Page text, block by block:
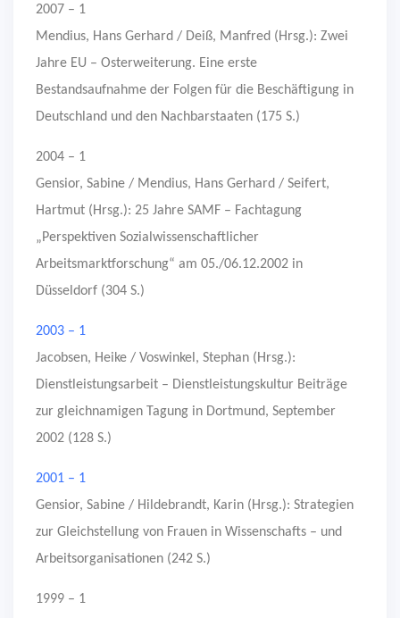
2007 – 1
Mendius, Hans Gerhard / Deiß, Manfred (Hrsg.): Zwei
Jahre EU – Osterweiterung. Eine erste
Bestandsaufnahme der Folgen für die Beschäftigung in
Deutschland und den Nachbarstaaten (175 S.)
2004 – 1
Gensior, Sabine / Mendius, Hans Gerhard / Seifert,
Hartmut (Hrsg.): 25 Jahre SAMF – Fachtagung
„Perspektiven Sozialwissenschaftlicher
Arbeitsmarktforschung“ am 05./06.12.2002 in
Düsseldorf (304 S.)
2003 – 1
Jacobsen, Heike / Voswinkel, Stephan (Hrsg.):
Dienstleistungsarbeit – Dienstleistungskultur Beiträge
zur gleichnamigen Tagung in Dortmund, September
2002 (128 S.)
2001 – 1
Gensior, Sabine / Hildebrandt, Karin (Hrsg.): Strategien
zur Gleichstellung von Frauen in Wissenschafts – und
Arbeitsorganisationen (242 S.)
1999 – 1